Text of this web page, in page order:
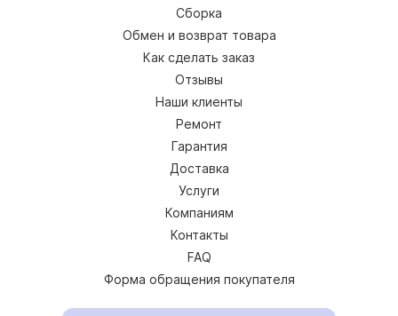
Сборка
Обмен и возврат товара
Как сделать заказ
Отзывы
Наши клиенты
Ремонт
Гарантия
Доставка
Услуги
Компаниям
Контакты
FAQ
Форма обращения покупателя